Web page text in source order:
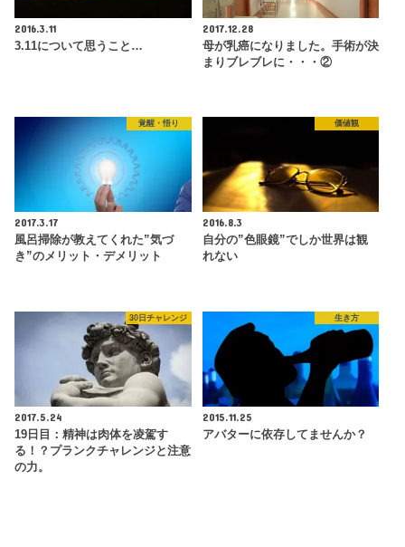
2016.3.11
3.11について思うこと…
2017.12.28
母が乳癌になりました。手術が決
まりブレブレに・・・②
覚醒・悟り
2017.3.17
風呂掃除が教えてくれた”気づ
き”のメリット・デメリット
価値観
2016.8.3
自分の”色眼鏡”でしか世界は観
れない
30日チャレンジ
2017.5.24
19日目：精神は肉体を凌駕す
る！？プランクチャレンジと注意
の力。
生き方
2015.11.25
アバターに依存してませんか？